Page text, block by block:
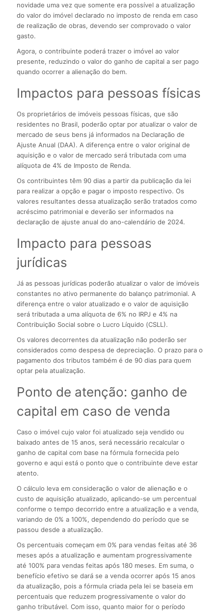
novidade uma vez que somente era possível a atualização
do valor do imóvel declarado no imposto de renda em caso
de realização de obras, devendo ser comprovado o valor
gasto.
Agora, o contribuinte poderá trazer o imóvel ao valor
presente, reduzindo o valor do ganho de capital a ser pago
quando ocorrer a alienação do bem.
Impactos para pessoas físicas
Os proprietários de imóveis pessoas físicas, que são
residentes no Brasil, poderão optar por atualizar o valor de
mercado de seus bens já informados na Declaração de
Ajuste Anual (DAA). A diferença entre o valor original de
aquisição e o valor de mercado será tributada com uma
alíquota de 4% de Imposto de Renda.
Os contribuintes têm 90 dias a partir da publicação da lei
para realizar a opção e pagar o imposto respectivo. Os
valores resultantes dessa atualização serão tratados como
acréscimo patrimonial e deverão ser informados na
declaração de ajuste anual do ano-calendário de 2024.
Impacto para pessoas
jurídicas
Já as pessoas jurídicas poderão atualizar o valor de imóveis
constantes no ativo permanente do balanço patrimonial. A
diferença entre o valor atualizado e o valor de aquisição
será tributada a uma alíquota de 6% no IRPJ e 4% na
Contribuição Social sobre o Lucro Líquido (CSLL).
Os valores decorrentes da atualização não poderão ser
considerados como despesa de depreciação. O prazo para o
pagamento dos tributos também é de 90 dias para quem
optar pela atualização.
Ponto de atenção: ganho de
capital em caso de venda
Caso o imóvel cujo valor foi atualizado seja vendido ou
baixado antes de 15 anos, será necessário recalcular o
ganho de capital com base na fórmula fornecida pelo
governo e aqui está o ponto que o contribuinte deve estar
atento.
O cálculo leva em consideração o valor de alienação e o
custo de aquisição atualizado, aplicando-se um percentual
conforme o tempo decorrido entre a atualização e a venda,
variando de 0% a 100%, dependendo do período que se
passou desde a atualização.
Os percentuais começam em 0% para vendas feitas até 36
meses após a atualização e aumentam progressivamente
até 100% para vendas feitas após 180 meses. Em suma, o
benefício efetivo se dará se a venda ocorrer após 15 anos
da atualização, pois a fórmula criada pela lei se baseia em
percentuais que reduzem progressivamente o valor do
ganho tributável. Com isso, quanto maior for o período